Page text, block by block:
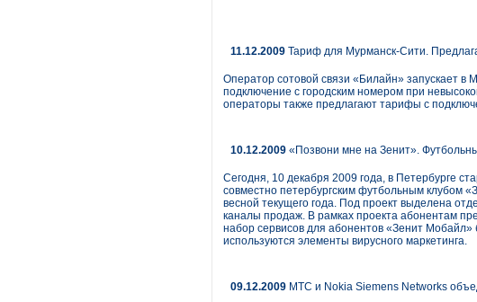
11.12.2009 Тариф для Мурманск-Сити.
Оператор сотовой связи «Билайн» запускает
подключение с городским номером при
операторы также предлагают тарифы с
10.12.2009 «Позвони мне на Зенит».
Сегодня, 10 декабря 2009 года, в Петербурге
совместно петербургским футбольным клубом
весной текущего года. Под проект выделена
каналы продаж. В рамках проекта абонентам
набор сервисов для абонентов «Зенит
используются элементы вирусного маркетинга.
09.12.2009 МТС и Nokia Siemens Networks